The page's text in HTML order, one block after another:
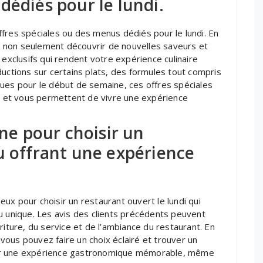
pour le lundi.
spéciales ou des menus dédiés pour le lundi. En
seulement découvrir de nouvelles saveurs et
qui rendent votre expérience culinaire
sur certains plats, des formules tout compris
pour le début de semaine, ces offres spéciales
vous permettent de vivre une expérience
pour choisir un
offrant une expérience
pour choisir un restaurant ouvert le lundi qui
Les avis des clients précédents peuvent
du service et de l’ambiance du restaurant. En
pouvez faire un choix éclairé et trouver un
expérience gastronomique mémorable, même